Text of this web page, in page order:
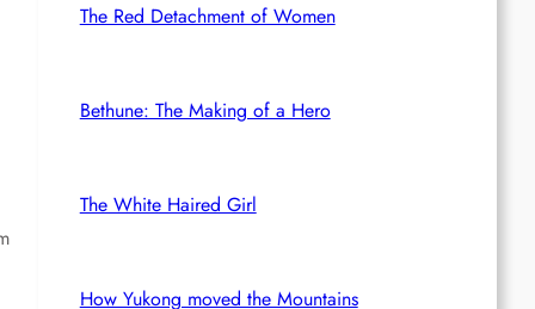
The Red Detachment of Women
Bethune: The Making of a Hero
The White Haired Girl
How Yukong moved the Mountains